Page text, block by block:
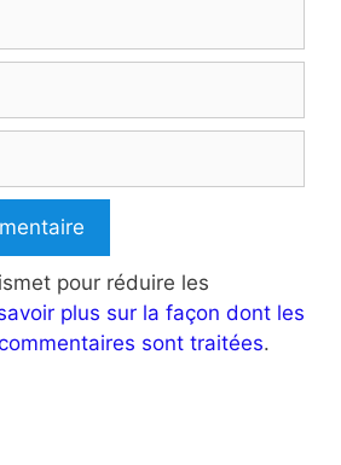
pour réduire les
plus sur la façon dont les
sont traitées.